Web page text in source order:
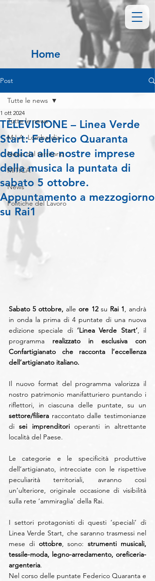
Home
Post
Tutte le news
M.I.A. Lombardia
News dal territorio
MITICA
News
Politiche del Lavoro
Tutte le news
TELEVISIONE – Linea Verde
Start: Federico Quaranta
dedica alle nostre imprese
della musica la puntata di
sabato 5 ottobre.
Appuntamento a mezzogiorno
su Rai1
1 ott 2024
Sabato 5 ottobre, alle ore 12 su Rai 1, andrà
in onda la prima di 4 puntate di una nuova
edizione speciale di ‘Linea Verde Start’, il
programma realizzato in esclusiva con
Confartigianato che racconta l’eccellenza
dell’artigianato italiano.
Il nuovo format del programma valorizza il
nostro patrimonio manifatturiero puntando i
settore/filiera raccontato dalle testimonianze
di sei imprenditori operanti in altrettante
località del Paese.
Le categorie e le specificità produttive
dell’artigianato, intrecciate con le rispettive
peculiarità territoriali, avranno così
un’ulteriore, originale occasione di visibilità
sulla rete ‘ammiraglia’ della Rai.
I settori protagonisti di questi ‘speciali’ di
Linea Verde Start, che saranno trasmessi nel
mese di ottobre, sono: strumenti musicali,
tessile-moda, legno-arredamento, oreficeria-
argenteria.
Nel corso delle puntate Federico Quaranta e